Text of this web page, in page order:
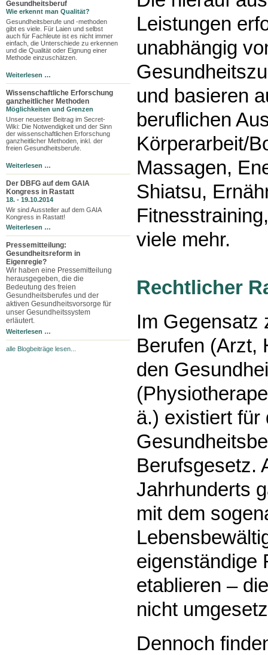
Gesundheitsberuf
Wie erkennt man Qualität?
Gesundheitsberufe und -methoden
gibt es viele. Für Laien und selbst
auch für Fachleute ist es nicht immer
einfach, die Unterschiede zu erkennen
und die Qualität oder Eignung einer
Methode einzuschätzen.
Weiterlesen …
Wissenschaftliche Erforschung
ganzheitlicher Methoden
Möglichkeiten und Grenzen
Unser neuester Beitrag im Secret-
Wiki: Die Notwendigkeit und der Sinn
der wissenschaftlichen Erforschung
ganzheitlicher Methoden, inkl. der
freien Gesundheitsberufe.
Weiterlesen …
Der DBFG auf dem GAIA
Kongress in Rastatt
18. - 19.10.2014
Wir sind Aussteller auf dem GAIA
Kongress in Rastatt!
Weiterlesen …
Pressemitteilung:
Gesundheitsreform in
Eigenregie?
Wir haben eine Pressemitteilung
herausgegeben, die die
Bedeutung des freien
Gesundheitsberufes und der
aktiven Gesundheitsvorsorge für
unser Gesundheitssystem
erläutert.
Weiterlesen …
alle Blogbeiträge lesen...
Leistungen
unabhängig
und basieren
beruflichen
Körperarbeit/
Massagen,
Shiatsu,
viele mehr.
Rechtlicher
Im Gegensatz
Berufen (Arzt,
den
ä.) existiert für
Berufsgesetz.
Jahrhunderts
mit dem
eigenständige
etablieren –
nicht
Dennoch